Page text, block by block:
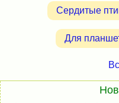
Сердитые
Для